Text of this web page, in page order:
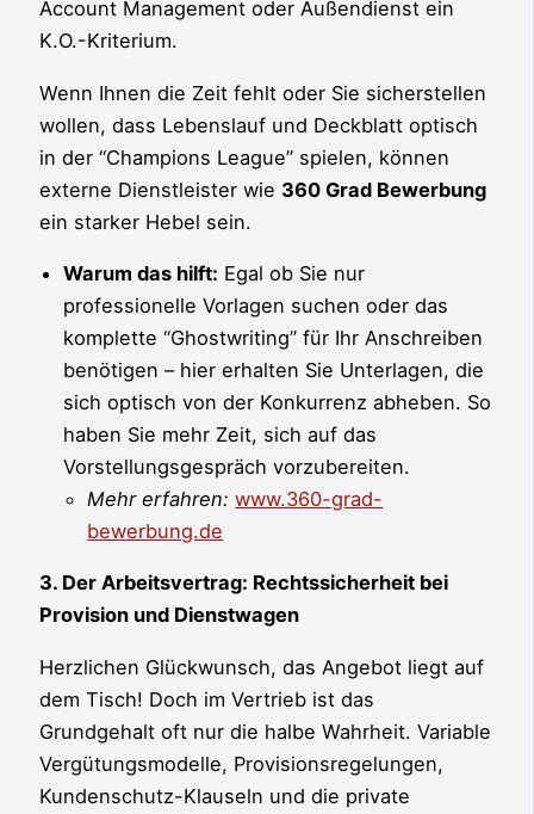
Account Management oder Außendienst ein
K.O.-Kriterium.
Wenn Ihnen die Zeit fehlt oder Sie sicherstellen
wollen, dass Lebenslauf und Deckblatt optisch
in der “Champions League” spielen, können
externe Dienstleister wie 360 Grad Bewerbung
ein starker Hebel sein.
Warum das hilft: Egal ob Sie nur
professionelle Vorlagen suchen oder das
komplette “Ghostwriting” für Ihr Anschreiben
benötigen – hier erhalten Sie Unterlagen, die
sich optisch von der Konkurrenz abheben. So
haben Sie mehr Zeit, sich auf das
Vorstellungsgespräch vorzubereiten.
Mehr erfahren: www.360-grad-
bewerbung.de
3. Der Arbeitsvertrag: Rechtssicherheit bei
Provision und Dienstwagen
Herzlichen Glückwunsch, das Angebot liegt auf
dem Tisch! Doch im Vertrieb ist das
Grundgehalt oft nur die halbe Wahrheit. Variable
Vergütungsmodelle, Provisionsregelungen,
Kundenschutz-Klauseln und die private